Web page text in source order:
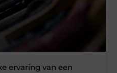
ervaring van een